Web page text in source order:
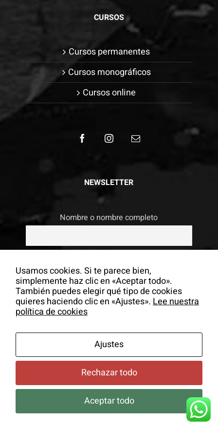
CURSOS
Cursos permanentes
Cursos monográficos
Cursos online
NEWSLETTER
Nombre o nombre completo
Si continúas, aceptas la política de
privacidad
2026 Colectivo La Salita |Aviso Legal
de Cookies|Newsletter
Usamos cookies. Si te parece bien,
simplemente haz clic en «Aceptar todo».
También puedes elegir qué tipo de cookies
quieres haciendo clic en «Ajustes».Lee nuestra
política de cookies
Ajustes
Rechazar todo
Aceptar todo